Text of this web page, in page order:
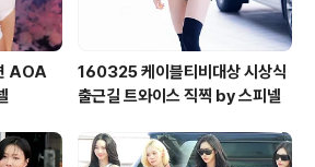
AOA
160325 케이블티비대상 시상식
출근길 트와이스 직찍 by 스피넬